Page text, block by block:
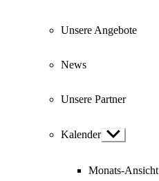
Unsere Angebote
News
Unsere Partner
Kalender Show
sub
Monats-Ansicht